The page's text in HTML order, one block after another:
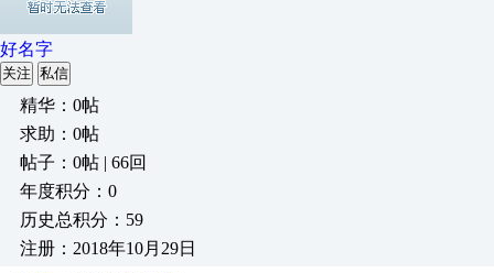
好名字
关注 私信
精华：0帖
求助：0帖
帖子：0帖 | 66回
年度积分：0
历史总积分：59
注册：2018年10月29日